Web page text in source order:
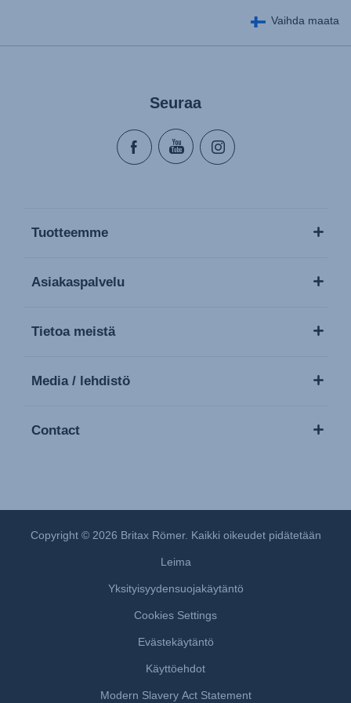
Vaihda maata
Seuraa
Tuotteemme
Asiakaspalvelu
Tietoa meistä
Media / lehdistö
Contact
Copyright © 2026 Britax Römer. Kaikki oikeudet pidätetään
Leima
Yksityisyydensuojakäytäntö
Cookies Settings
Evästekäytäntö
Käyttöehdot
Modern Slavery Act Statement